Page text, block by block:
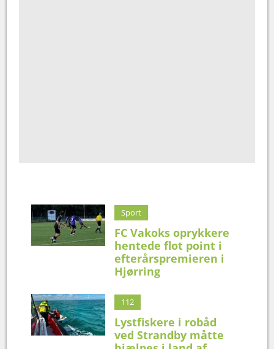
Sport
FC Vakoks oprykkere
hentede flot point i
efterårspremieren i
Hjørring
112
Lystfiskere i robåd
ved Strandby måtte